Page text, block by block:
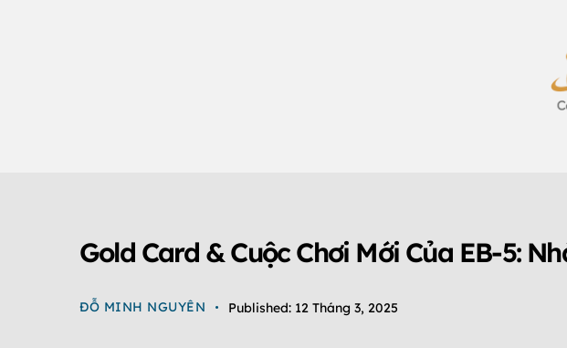
Gold Card & Cuộc Chơi Mới Của EB-5:
ĐỖ MINH NGUYÊN Published: 12 Tháng 3, 2025